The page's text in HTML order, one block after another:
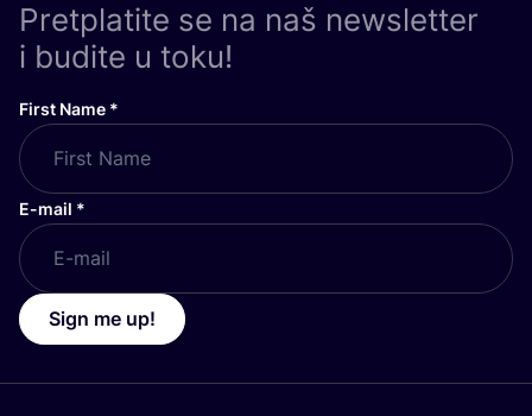
Pretplatite se na naš newsletter
i budite u toku!
First Name *
E-mail *
Sign me up!